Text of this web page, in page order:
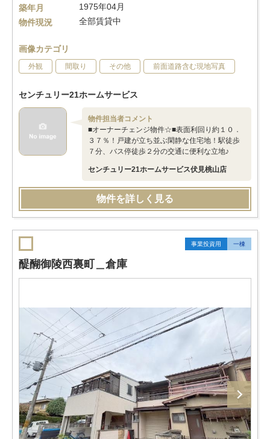
築年月
1975年04月
物件現況
全部賃貸中
画像カテゴリ
外観 間取り その他 前面道路含む現地写真
センチュリー21ホームサービス
物件担当者コメント
■オーナーチェンジ物件☆■表面利回り約１０．
３７％！戸建が立ち並ぶ閑静な住宅地！駅徒歩
７分、バス停徒歩２分の交通に便利な立地♪
センチュリー21ホームサービス伏見桃山店
物件を詳しく見る
事業投資用 一棟
醍醐御陵西裏町＿倉庫